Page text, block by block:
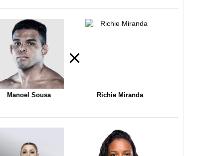
Manoel Sousa Richie Miranda